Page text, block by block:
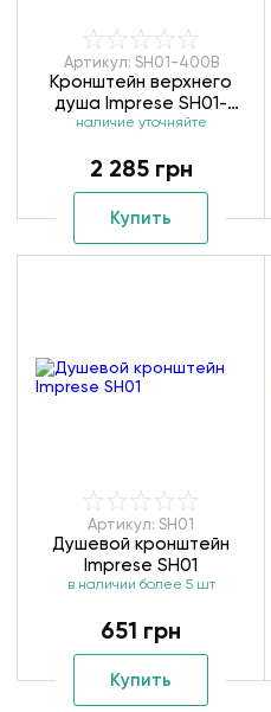
Артикул: SH01-400B
Кронштейн верхнего
душа Imprese SH01-
400B
наличие уточняйте
2 285 грн
Купить
Артикул: SH01
Душевой кронштейн
Imprese SH01
в наличии более 5 шт
651 грн
Купить